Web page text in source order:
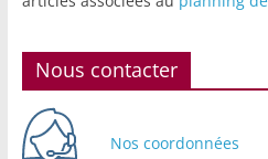
Nous contacter
Nos coordonnées